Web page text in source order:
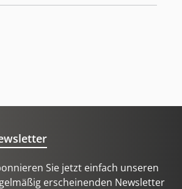
Sie jetzt einfach unseren
erscheinenden Newsletter